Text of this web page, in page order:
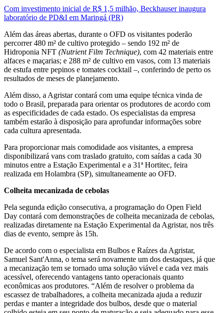
Com investimento inicial de R$ 1,5 milhão, Beckhauser inaugura
laboratório de PD&I em Maringá (PR)
Além das áreas abertas, durante o OFD os visitantes poderão
percorrer 480 m² de cultivo protegido – sendo 192 m² de
Hidroponia NFT (Nutrient Film Technique), com 42 materiais entre
alfaces e maçarias; e 288 m² de cultivo em vasos, com 13 materiais
de estufa entre pepinos e tomates cocktail –, conferindo de perto os
resultados de meses de planejamento.
Além disso, a Agristar contará com uma equipe técnica vinda de
todo o Brasil, preparada para orientar os produtores de acordo com
as especificidades de cada estado. Os especialistas da empresa
também estarão à disposição para aprofundar informações sobre
cada cultura apresentada.
Para proporcionar mais comodidade aos visitantes, a empresa
disponibilizará vans com traslado gratuito, com saídas a cada 30
minutos entre a Estação Experimental e a 31ª Hortitec, feira
realizada em Holambra (SP), simultaneamente ao OFD.
Colheita mecanizada de cebolas
Pela segunda edição consecutiva, a programação do Open Field
Day contará com demonstrações de colheita mecanizada de cebolas,
realizadas diretamente na Estação Experimental da Agristar, nos três
dias de evento, sempre às 15h.
De acordo com o especialista em Bulbos e Raízes da Agristar,
Samuel Sant'Anna, o tema será novamente um dos destaques, já que
a mecanização tem se tornado uma solução viável e cada vez mais
acessível, oferecendo vantagens tanto operacionais quanto
econômicas aos produtores. “Além de resolver o problema da
escassez de trabalhadores, a colheita mecanizada ajuda a reduzir
perdas e manter a integridade dos bulbos, desde que o material